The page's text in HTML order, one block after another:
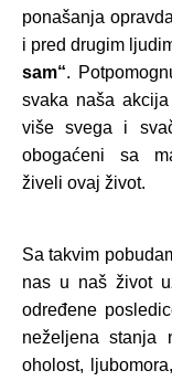
ponašanja
i pred drugim
sam“.
svaka naša
više svega i
obogaćeni sa
živeli ovaj život.
Sa takvim
nas u naš život
određene
neželjena stanja
oholost,